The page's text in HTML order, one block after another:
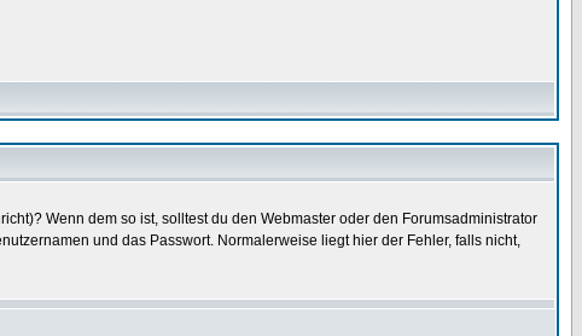
Wenn dem so ist, solltest du den Webmaster oder den Forumsadministrator
und das Passwort. Normalerweise liegt hier der Fehler, falls nicht,